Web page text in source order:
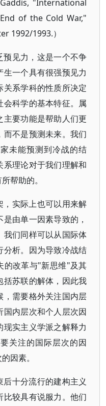
"International
of the Cold War,"
1992/1993.）
见力，这是一个不争
一个具有很强预见力
系学科的性质所决定
科学的基本特征。属
要功能是帮助人们更
不是预测未来。我们
未能预测到冷战的结
理论对于我们理解和
帮助的。
实际上也可以用来解
由单一因素导致的，
我们同样可以从国际体
分析。因为导致冷战结
的改革与"新思维"及其
苏联的解体，因此我
需要格外关注国内层
内层次和个人层次因
实主义学派之解释力
关注的国际层次的因
因素。
十分流行的建构主义
较具有说服力。他们